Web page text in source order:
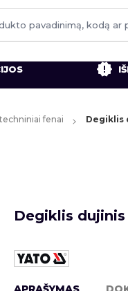
fenai Degiklis
Degiklis dujinis